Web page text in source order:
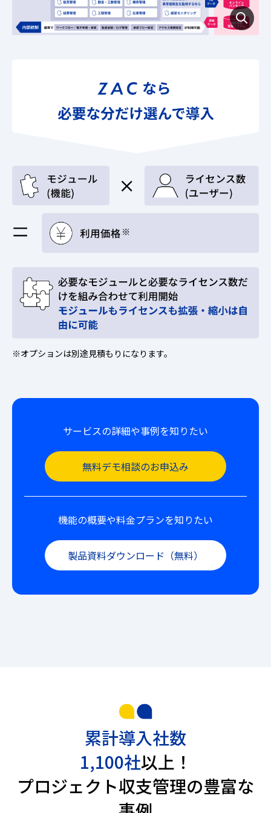
※オプションは別途見積もりになります。
サービスの詳細や事例を知りたい
無料デモ相談のお申込み
機能の概要や料金プランを知りたい
製品資料ダウンロード（無料）
累計導入社数
1,100社以上！
プロジェクト収支管理の豊富な